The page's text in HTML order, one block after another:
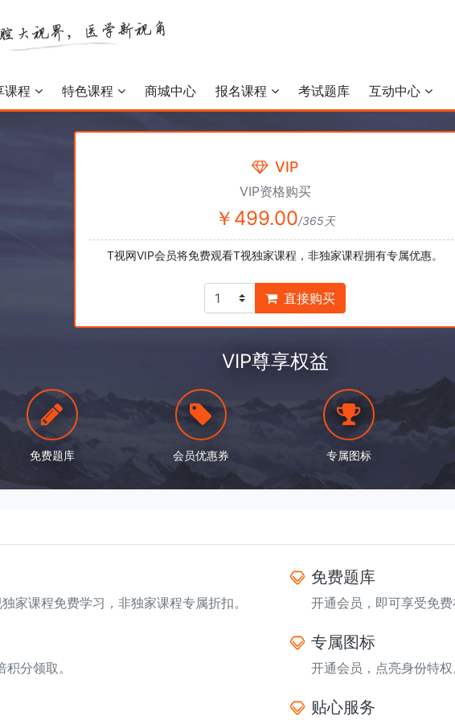
课程 特色课程 商城中心 报名课程 考试题库 互动中心
VIP
VIP资格购买
￥499.00/365天
T视网VIP会员将免费观看T视独家课程，非独家课程拥有专属优惠。
直接购买
VIP尊享权益
免费题库 会员优惠券 专属图标
家课程免费学习，非独家课程专属折扣。
免费题库
开通会员，即可享受免费
分领取。
专属图标
开通会员，点亮身份特权
贴心服务